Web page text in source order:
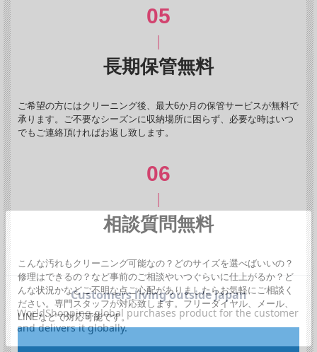
長期保管無料
ご希望の方にはクリーニング後、最大6か月の保管サービスが無料で
承ります。ご不要なシーズンに収納場所に困らず、必要な時はいつ
でもご連絡頂ければお返し致します。
相談質問無料
こんな汚れもクリーニング可能なの？どのサイズを選べばいいの？
修理はできるの？など事前のご相談やいつぐらいに仕上がるか？ど
んな状況かなどご不明な点ご心配がありましたらお気軽にご相談く
ださい。専門スタッフが対応致します。フリーダイヤル、メール、
LINEなどで対応可能です。